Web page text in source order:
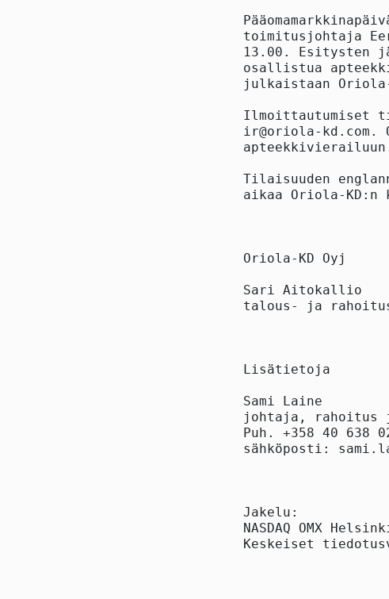
toimitusjohtaja
13.00. Esitysten
osallistua
julkaistaan
Ilmoittautumiset
ir@oriola-kd.com.
Tilaisuuden
aikaa Oriola-KD:n
Oriola-KD Oyj
Sari Aitokallio
talous- ja
Lisätietoja
Sami Laine
johtaja, rahoitus
Puh. +358 40 638
sähköposti:
Jakelu:
NASDAQ OMX
Keskeiset